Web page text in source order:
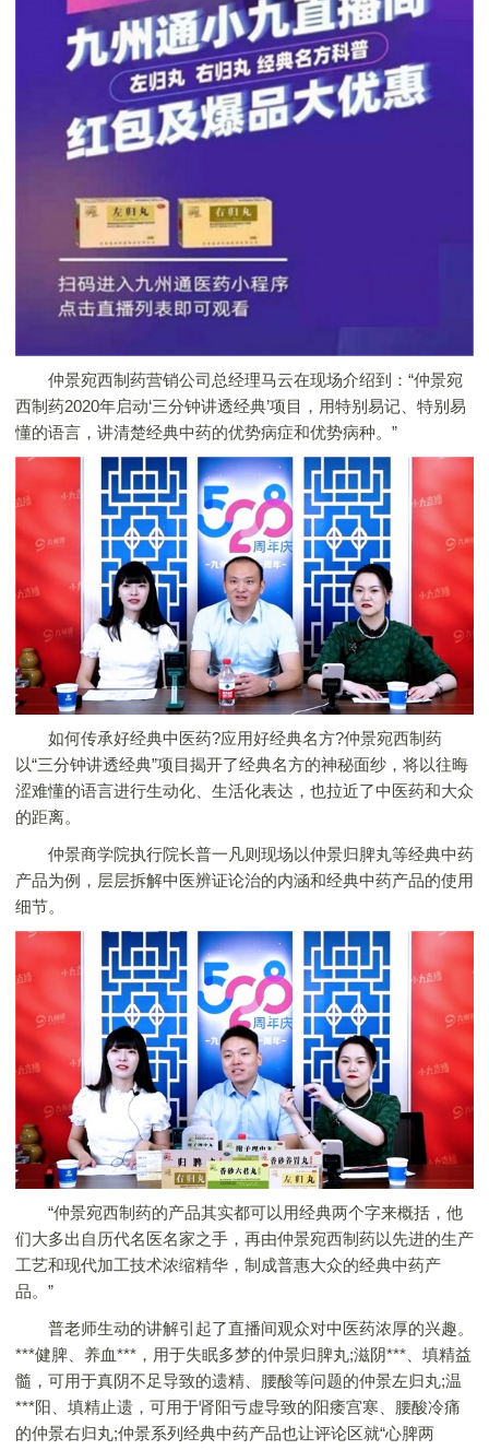
仲景宛西制药营销公司总经理马云在现场介绍到：“仲景宛
西制药2020年启动‘三分钟讲透经典’项目，用特别易记、特别易
懂的语言，讲清楚经典中药的优势病症和优势病种。”
如何传承好经典中医药?应用好经典名方?仲景宛西制药
以“三分钟讲透经典”项目揭开了经典名方的神秘面纱，将以往晦
涩难懂的语言进行生动化、生活化表达，也拉近了中医药和大众
的距离。
仲景商学院执行院长普一凡则现场以仲景归脾丸等经典中药
产品为例，层层拆解中医辨证论治的内涵和经典中药产品的使用
细节。
“仲景宛西制药的产品其实都可以用经典两个字来概括，他
们大多出自历代名医名家之手，再由仲景宛西制药以先进的生产
工艺和现代加工技术浓缩精华，制成普惠大众的经典中药产
品。”
普老师生动的讲解引起了直播间观众对中医药浓厚的兴趣。
***健脾、养血***，用于失眠多梦的仲景归脾丸;滋阴***、填精益
髓，可用于真阴不足导致的遗精、腰酸等问题的仲景左归丸;温
***阳、填精止遗，可用于肾阳亏虚导致的阳痿宫寒、腰酸冷痛
的仲景右归丸;仲景系列经典中药产品也让评论区就“心脾两